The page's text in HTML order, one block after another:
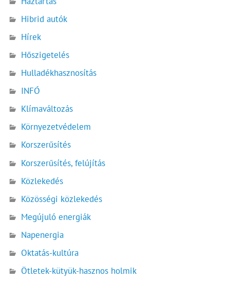
Hibrid autók
Hírek
Hőszigetelés
Hulladékhasznosítás
INFÓ
Klímaváltozás
Környezetvédelem
Korszerűsítés
Korszerűsítés, felújítás
Közlekedés
Közösségi közlekedés
Megújuló energiák
Napenergia
Oktatás-kultúra
Ötletek-kütyük-hasznos holmik